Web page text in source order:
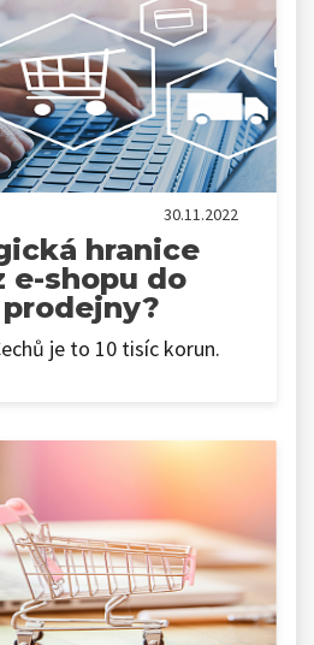
30.11.2022
hranice
e-shopu do
je to 10 tisíc korun.